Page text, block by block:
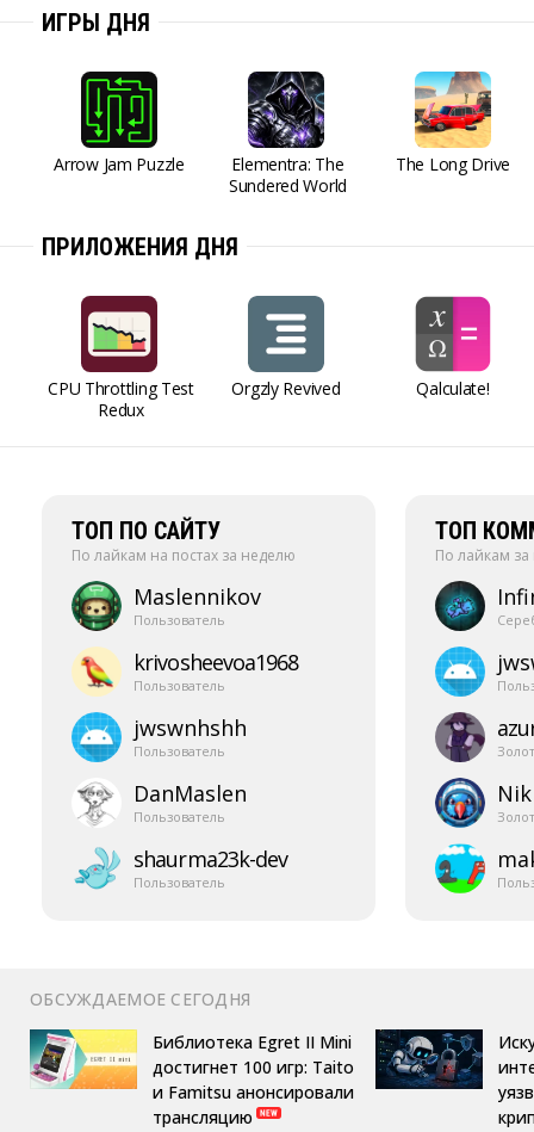
ИГРЫ ДНЯ
Arrow Jam Puzzle
Elementra: The
Sundered World
The Long Drive
ПРИЛОЖЕНИЯ ДНЯ
CPU Throttling Test
Redux
Orgzly Revived Qalculate!
ТОП ПО САЙТУ
По лайкам на постах за неделю
Maslennikov
Пользователь
krivosheevoa1968
Пользователь
jwswnhshh
Пользователь
DanMaslen
Пользователь
shaurma23k-​dev
Пользователь
ТОП
По лайкам
ОБСУЖДАЕМОЕ СЕГОДНЯ
Библиотека Egret II Mini
достигнет 100 игр: Taito
и Famitsu анонсировали
трансляцию